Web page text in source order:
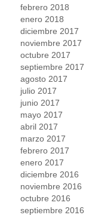
febrero 2018
enero 2018
diciembre 2017
noviembre 2017
octubre 2017
septiembre 2017
agosto 2017
julio 2017
junio 2017
mayo 2017
abril 2017
marzo 2017
febrero 2017
enero 2017
diciembre 2016
noviembre 2016
octubre 2016
septiembre 2016